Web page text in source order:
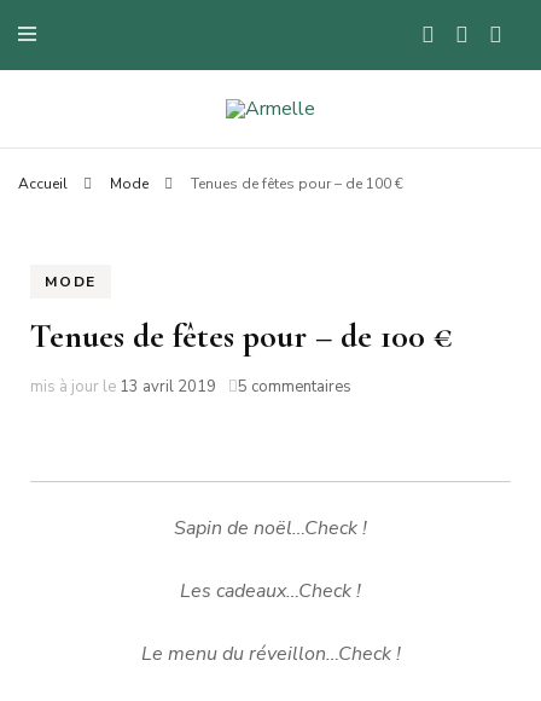
Armelle
Blog mode à Nantes, lifestyle, beauté et bons plans.
Accueil Mode Tenues de fêtes pour – de 100 €
MODE
Tenues de fêtes pour – de 100 €
mis à jour le 13 avril 2019 5 commentaires
pour
de
Sapin de noël…Check !
Les cadeaux…Check !
Le menu du réveillon…Check !